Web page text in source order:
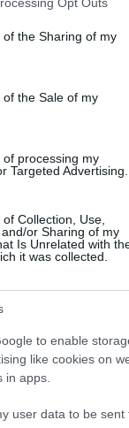
or usage behaviour.
to Google and its
specified purposes
the Sharing of my
the Sale of my
processing my
Targeted Advertising.
Collection, Use,
or Sharing of my
Is Unrelated with
it was collected.
to enable
like cookies on
in apps.
user data to be sent
magyar
műsorvezetője
volt
csapat és a
videó! És
magyar szurkolói
az edzésére,
hogy